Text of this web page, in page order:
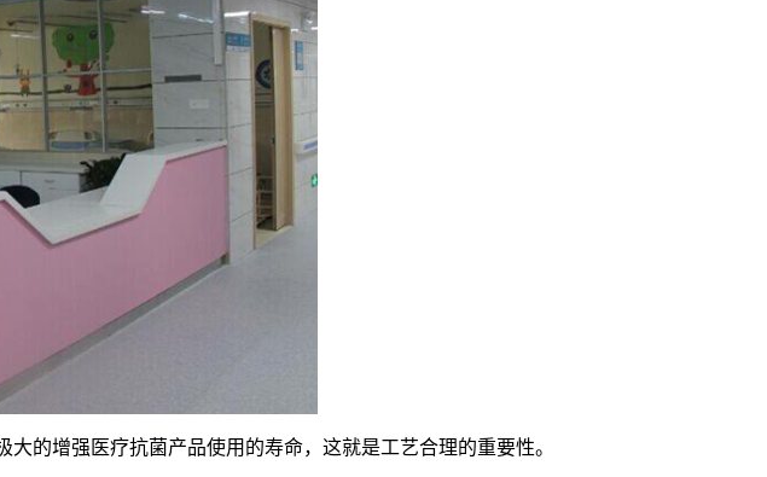
的增强医疗抗菌产品使用的寿命，这就是工艺合理的重要性。